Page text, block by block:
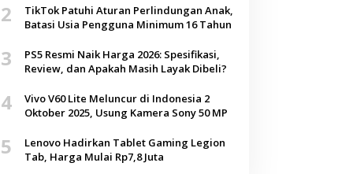
2
TikTok Patuhi Aturan Perlindungan Anak,
Batasi Usia Pengguna Minimum 16 Tahun
3
PS5 Resmi Naik Harga 2026: Spesifikasi,
Review, dan Apakah Masih Layak Dibeli?
4
Vivo V60 Lite Meluncur di Indonesia 2
Oktober 2025, Usung Kamera Sony 50 MP
5
Lenovo Hadirkan Tablet Gaming Legion
Tab, Harga Mulai Rp7,8 Juta